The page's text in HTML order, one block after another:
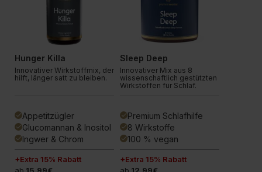
Hunger Killa
Innovativer Wirkstoffmix, der
hilft, länger satt zu bleiben.
doneAppetitzügler
doneGlucomannan & Inositol
doneIngwer & Chrom
+Extra 15% Rabatt
ab 15,99€
Sleep Deep
Innovativer Mix aus 8
wissenschaftlich gestützten
Wirkstoffen für Schlaf.
donePremium Schlafhilfe
done8 Wirkstoffe
done100 % vegan
+Extra 15% Rabatt
ab 12,99€